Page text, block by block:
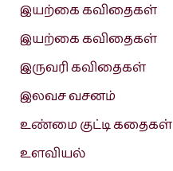
இயற்கை கவிதைகள்
இயற்கை கவிதைகள்
இருவரி கவிதைகள்
இலவச வசனம்
உண்மை குட்டி கதைகள்
உளவியல்